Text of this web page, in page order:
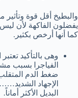
والبطيخ أقل قوة وتأثير
يفضلون الفاكهة لأن ليس
كما أنها أرخص بكثير.
وهى بالتأكيد
الفياجرا بسبب
ضغط الدم
الإجهاد
البديل الأكثر أماناً.